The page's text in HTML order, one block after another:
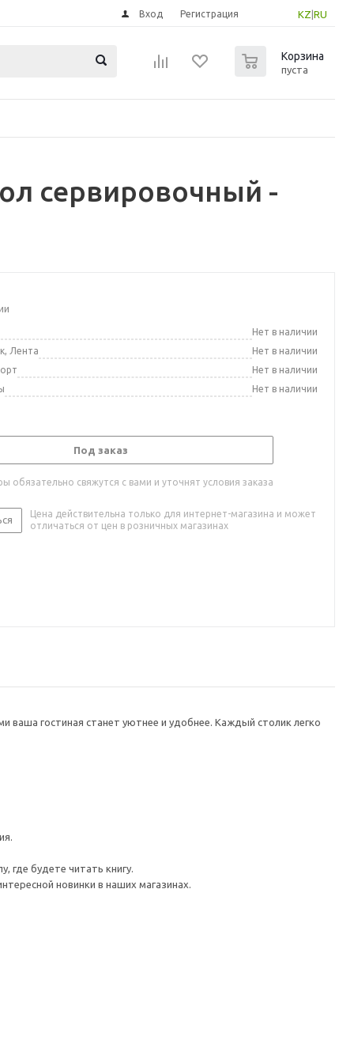
KZ RU
Вход Регистрация
Корзина
пуста
сервировочный -
Нет в наличии
Лента
Нет в наличии
Нет в наличии
Нет в наличии
Под заказ
обязательно свяжутся с вами и уточнят условия заказа
Цена действительна только для интернет-магазина и может
отличаться от цен в розничных магазинах
ваша гостиная станет уютнее и удобнее. Каждый столик легко
где будете читать книгу.
новинки в наших магазинах.